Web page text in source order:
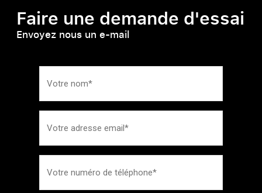
Faire une demande d'essai
Envoyez nous un e-mail